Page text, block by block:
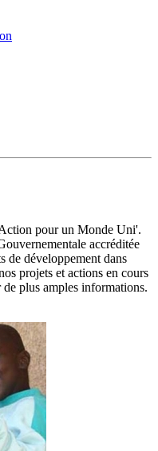
pour un Monde Uni'.
accréditée
de développement dans
projets et actions en cours
de plus amples informations.